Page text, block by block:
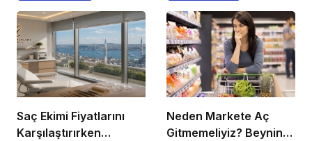
Saç Ekimi Fiyatlarını
Karşılaştırırken
Neden Markete Aç
Gitmemeliyiz? Beynin